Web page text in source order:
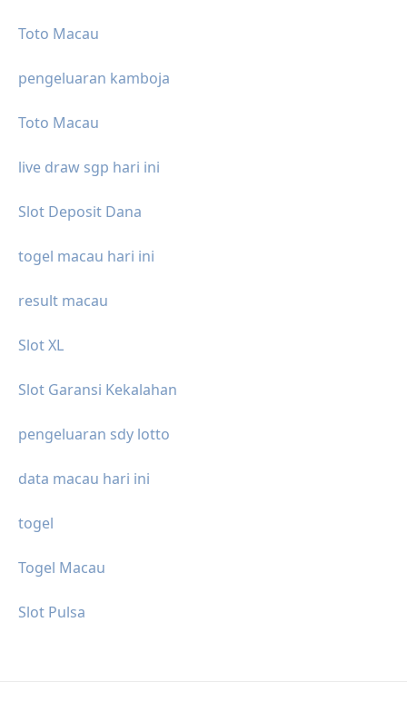
Toto Macau
pengeluaran kamboja
Toto Macau
live draw sgp hari ini
Slot Deposit Dana
togel macau hari ini
result macau
Slot XL
Slot Garansi Kekalahan
pengeluaran sdy lotto
data macau hari ini
togel
Togel Macau
Slot Pulsa